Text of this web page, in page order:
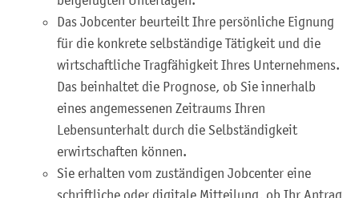
Das Jobcenter beurteilt Ihre persönliche Eignung
für die konkrete selbständige Tätigkeit und die
wirtschaftliche Tragfähigkeit Ihres Unternehmens.
Das beinhaltet die Prognose, ob Sie innerhalb
eines angemessenen Zeitraums Ihren
Lebensunterhalt durch die Selbständigkeit
erwirtschaften können.
Sie erhalten vom zuständigen Jobcenter eine
schriftliche oder digitale Mitteilung, ob Ihr Antrag